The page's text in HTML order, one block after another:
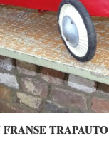
TRAPAUTO